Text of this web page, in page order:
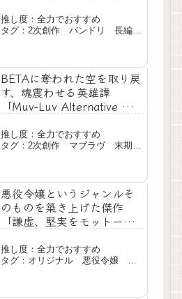
推し度：全力でおすすめ
タグ：2次創作 バンドリ 長編
BETAに奪われた空を取り戻
す、魂震わせる英雄譚
「Muv-Luv Alternative ～
推し度：全力でおすすめ
タグ：2次創作 マブラヴ 末期
悪役令嬢というジャンルそ
のものを築き上げた傑作
「謙虚、堅実をモットーに
推し度：全力でおすすめ
タグ：オリジナル 悪役令嬢 現